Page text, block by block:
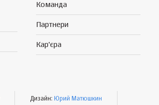
Команда
Партнери
Кар'єра
Дизайн: Юрий Матюшкин